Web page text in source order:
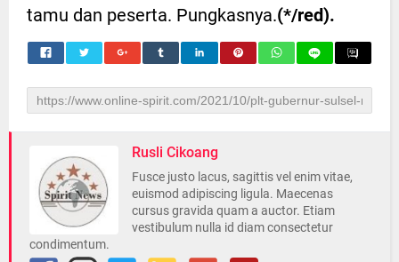
tamu dan peserta. Pungkasnya.(*/red).
Rusli Cikoang
Fusce justo lacus, sagittis vel enim vitae,
euismod adipiscing ligula. Maecenas
cursus gravida quam a auctor. Etiam
vestibulum nulla id diam consectetur
condimentum.